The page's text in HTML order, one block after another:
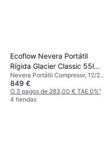
Ecoflow Nevera Portátil
Rígida Glacier Classic 55l
Grey
Nevera Portátil Compresor, 12/24
V, Con conexión USB incorporada,
Potencia 55W
849 €
O 3 pagos de 283,00 € TAE 0%¹
4 tiendas